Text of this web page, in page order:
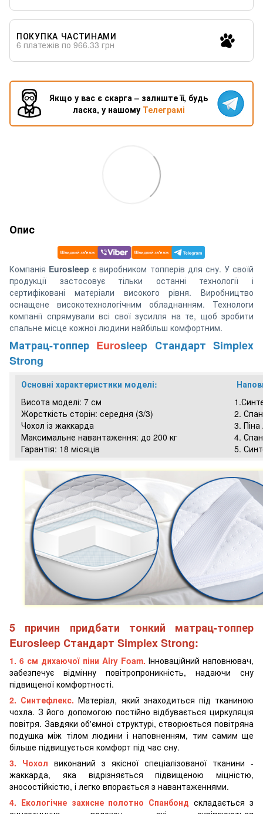
ПОКУПКА ЧАСТИНАМИ
6 платежів по 966.33 грн
Якщо у вас є скарга – залиште її, будь
ласка, у нашому Телеграмі
Опис
Компанія Eurosleep є виробником топперів для сну. У своїй
продукції застосовує тільки останні технології і
сертифіковані матеріали високого рівня. Виробництво
оснащене високотехнологічним обладнанням. Технологи
компанії спрямували всі свої зусилля на те, щоб зробити
спальне місце кожної людини найбільш комфортним.
Матрац-топпер Eurosleep Стандарт Simplex
Strong
Основні характеристики моделі:
Висота моделі: 7 см
Жорсткість сторін: середня (3/3)
Чохол із жаккарда
Максимальне навантаження: до 200 кг
Гарантія: 18 місяців
2.
3.
4.
5.
5 причин придбати тонкий матрац-топпер
Eurosleep Стандарт Simplex Strong:
1. 6 см дихаючоїпіни Airy Foam. Інноваційний наповнювач,
забезпечує відмінну повітропроникність, надаючи сну
підвищеної комфортності.
2. Синтефлекс. Матеріал, який знаходиться під тканиною
чохла. З його допомогою постійно відбувається циркуляція
повітря. Завдяки об'ємної структурі, створюється повітряна
подушка між тілом людини і наповненням, тим самим ще
більше підвищується комфорт під час сну.
3. Чохол виконаний з якісної спеціалізованої тканини -
жаккарда, яка відрізняється підвищеною міцністю,
зносостійкістю, і легко впорається з навантаженнями.
4. Екологічне захисне полотно Спанбондскладається з